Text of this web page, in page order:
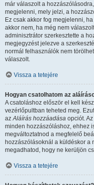
már válaszolt a
megjelenni, mely jelzi, a
Ez csak akkor fog megjelenni,
akkor nem, ha még nem
adminisztrátor szerkesztette a
megjegyzést jelezve a
normál felhasználók nem
válaszolt.
Vissza a tetejére
Hogyan csatolhatom az
A csatoláshoz először el kell
vezérlőpultban teheted meg.
azAláírás hozzáadása opciót.
minden hozzászóláshoz, ehhez
megváltoztatnod a megfelelő
hozzászólásoknál a küldéskor
megadhatod, hogy ne kerüljön
Vissza a tetejére